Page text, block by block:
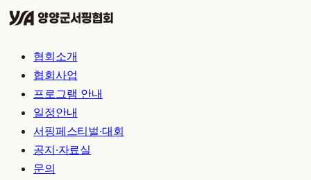
협회소개
협회사업
프로그램 안내
일정안내
서핑페스티벌·대회
공지·자료실
문의